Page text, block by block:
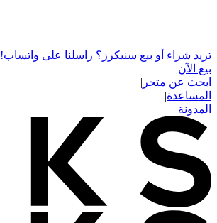
تريد شراء أو بيع سنيكرز؟ راسلنا على واتساب!
بيع الآن|
ابحث عن متجر |
المساعدة|
المدونة